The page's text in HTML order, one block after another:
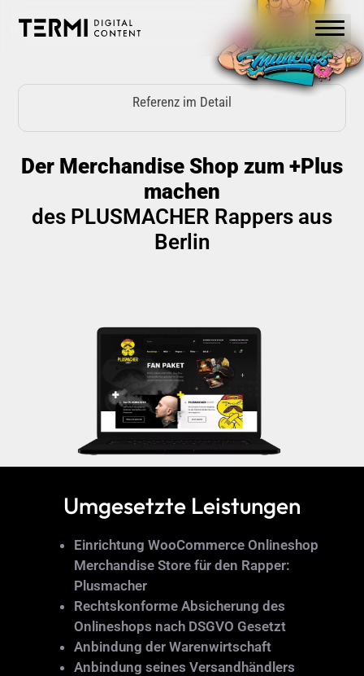
Referenz im Detail
Der Merchandise Shop zum +Plus
machen
des PLUSMACHER Rappers aus
Berlin
Umgesetzte Leistungen
Einrichtung WooCommerce Onlineshop
Merchandise Store für den Rapper:
Plusmacher
Rechtskonforme Absicherung des
Onlineshops nach DSGVO Gesetzt
Anbindung der Warenwirtschaft
Anbindung seines Versandhändlers